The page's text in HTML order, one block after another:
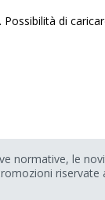
di
normative, le
riservate